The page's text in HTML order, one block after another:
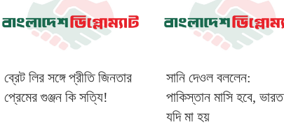
ব্রেট লির সঙ্গে প্রীতি জিনতার
প্রেমের গুঞ্জন কি সত্যি!
সানি দেওল বললেন:
পাকিস্তান মাসি হবে, ভারত
যদি মা হয়